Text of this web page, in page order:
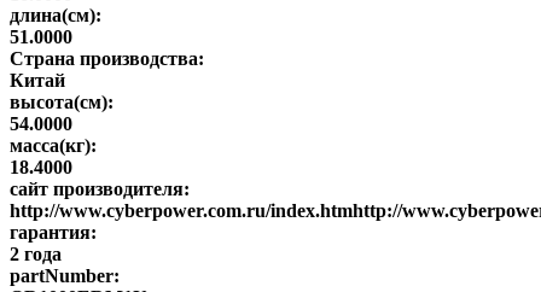
длина(см):
51.0000
Страна производства:
Китай
высота(см):
54.0000
масса(кг):
18.4000
сайт производителя:
http://www.cyberpower.com.ru/index.htmhttp://
гарантия:
2 года
partNumber: